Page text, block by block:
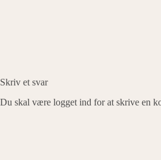
Skriv et svar
Du skal være logget ind for at skrive en